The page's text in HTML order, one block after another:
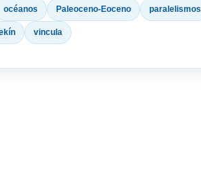
océanos Paleoceno-Eoceno paralelismos
vincula